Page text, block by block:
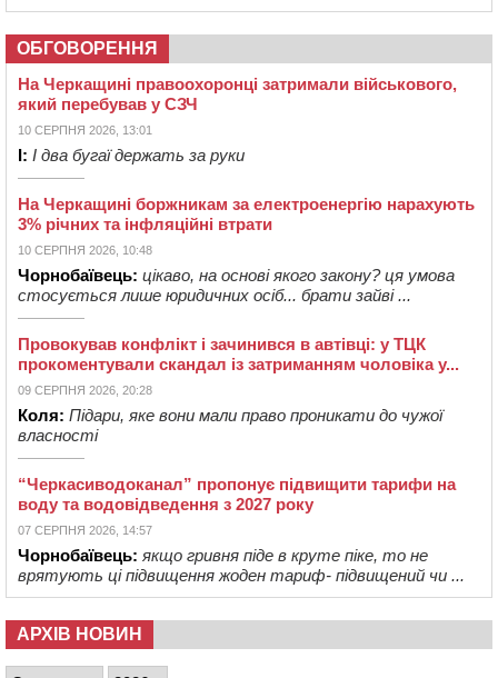
ОБГОВОРЕННЯ
На Черкащині правоохоронці затримали військового,
який перебував у СЗЧ
10 СЕРПНЯ 2026, 13:01
І: І два бугаї держать за руки
На Черкащині боржникам за електроенергію нарахують
3% річних та інфляційні втрати
10 СЕРПНЯ 2026, 10:48
Чорнобаївець: цікаво, на основі якого закону? ця умова
стосується лише юридичних осіб... брати зайві ...
Провокував конфлікт і зачинився в автівці: у ТЦК
прокоментували скандал із затриманням чоловіка у...
09 СЕРПНЯ 2026, 20:28
Коля: Підари, яке вони мали право проникати до чужої
власності
“Черкасиводоканал” пропонує підвищити тарифи на
воду та водовідведення з 2027 року
07 СЕРПНЯ 2026, 14:57
Чорнобаївець: якщо гривня піде в круте піке, то не
врятують ці підвищення жоден тариф- підвищений чи ...
АРХІВ НОВИН